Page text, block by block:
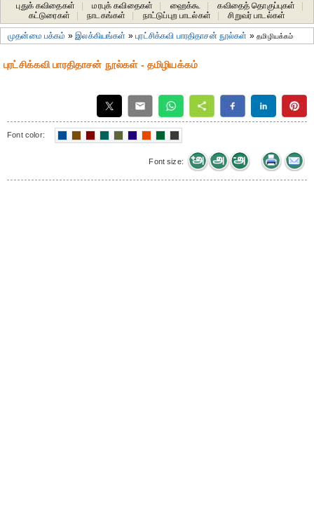
புதுக் கவிதைகள் மரபுக் கவிதைகள் ஹைக்கூ கவிதைத் தொகுப்புகள்
கட்டுரைகள்
நாடகங்கள் நாட்டுப்புற பாடல்கள் சிறுவர் பாடல்கள்
முதன்மை பக்கம் »இலக்கியங்கள் »புரட்சிக்கவி பாரதிதாசன் நூல்கள் »தமிழியக்கம்
புரட்சிக்கவி பாரதிதாசன் நூல்கள் - தமிழியக்கம்
Font color:
Font size: